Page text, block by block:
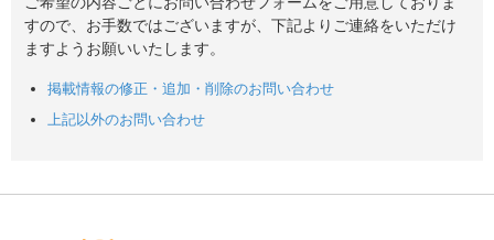
すので、お手数ではございますが、下記よりご連絡をいただけ
ますようお願いいたします。
掲載情報の修正・追加・削除のお問い合わせ
上記以外のお問い合わせ